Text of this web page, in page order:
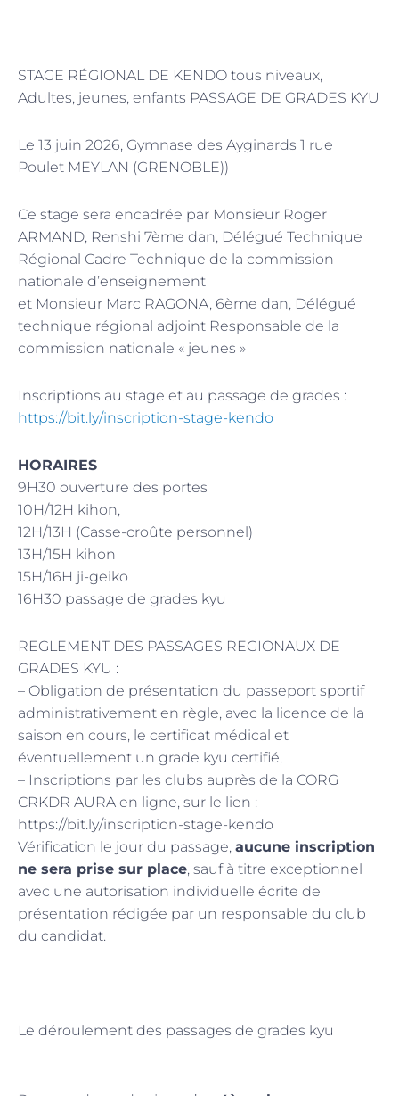
STAGE RÉGIONAL DE KENDO tous niveaux,
Adultes, jeunes, enfants PASSAGE DE GRADES KYU
Le 13 juin 2026, Gymnase des Ayginards 1 rue
Poulet MEYLAN (GRENOBLE))
Ce stage sera encadrée par Monsieur Roger
ARMAND, Renshi 7ème dan, Délégué Technique
Régional Cadre Technique de la commission
nationale d’enseignement
et Monsieur Marc RAGONA, 6ème dan, Délégué
technique régional adjoint Responsable de la
commission nationale « jeunes »
Inscriptions au stage et au passage de grades :
https://bit.ly/inscription-stage-kendo
HORAIRES
9H30 ouverture des portes
10H/12H kihon,
12H/13H (Casse-croûte personnel)
13H/15H kihon
15H/16H ji-geiko
16H30 passage de grades kyu
REGLEMENT DES PASSAGES REGIONAUX DE
GRADES KYU :
– Obligation de présentation du passeport sportif
administrativement en règle, avec la licence de la
saison en cours, le certificat médical et
éventuellement un grade kyu certifié,
– Inscriptions par les clubs auprès de la CORG
CRKDR AURA en ligne, sur le lien :
https://bit.ly/inscription-stage-kendo
Vérification le jour du passage, aucune inscription
ne sera prise sur place, sauf à titre exceptionnel
avec une autorisation individuelle écrite de
présentation rédigée par un responsable du club
du candidat.
Le déroulement des passages de grades kyu